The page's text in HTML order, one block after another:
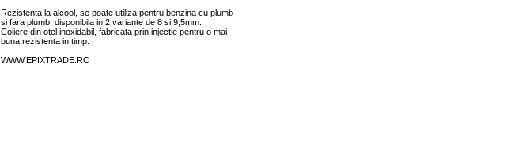
Rezistenta la alcool, se poate utiliza pentru benzina cu plumb
si fara plumb, disponibila in 2 variante de 8 si 9,5mm.
Coliere din otel inoxidabil, fabricata prin injectie pentru o mai
buna rezistenta in timp.
WWW.EPIXTRADE.RO